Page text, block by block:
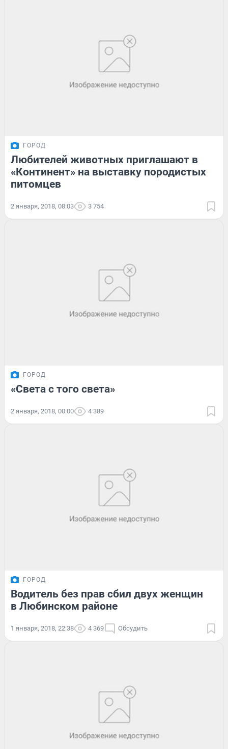
ГОРОД
Любителей животных приглашают в
«Континент» на выставку породистых
питомцев
2 января, 2018, 08:03 3 754
ГОРОД
«Света с того света»
2 января, 2018, 00:00 4 389
ГОРОД
Водитель без прав сбил двух женщин
в Любинском районе
1 января, 2018, 22:38 4 369 Обсудить